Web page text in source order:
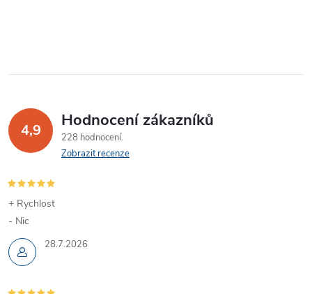
4,9 Hodnocení zákazníků
228 hodnocení
Zobrazit recenze
28.7.2026
+ Rychlost
- Nic